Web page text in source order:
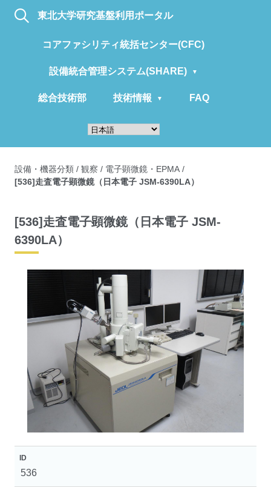
東北大学研究基盤利用ポータル
コアファシリティ統括センター(CFC)
設備統合管理システム(SHARE)
総合技術部 技術情報 FAQ
設備・機器分類 / 観察 / 電子顕微鏡・EPMA /
[536]走査電子顕微鏡（日本電子 JSM-6390LA）
[536]走査電子顕微鏡（日本電子 JSM-
6390LA）
ID
536